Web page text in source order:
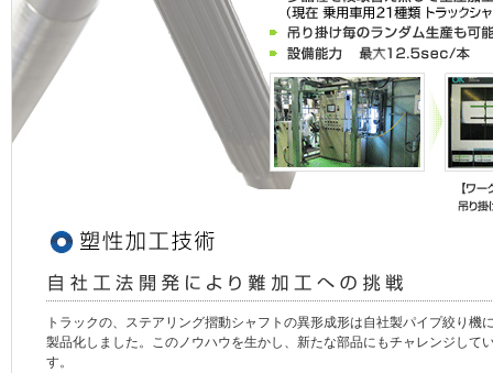
トラックの、ステアリング摺動シャフトの異形成形は自社製パイプ絞り機
製品化しました。このノウハウを生かし、新たな部品にもチャレンジして
す。